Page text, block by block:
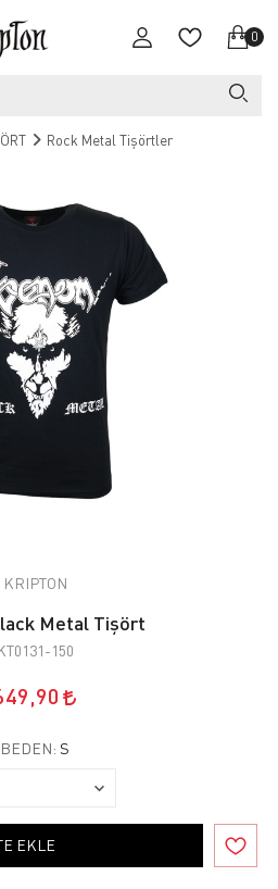
0
Rock Metal Tişörtler
KRIPTON
Metal Tişört
150
BEDEN: S
EKLE